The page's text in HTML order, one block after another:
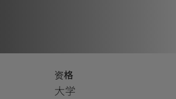
资格
大学